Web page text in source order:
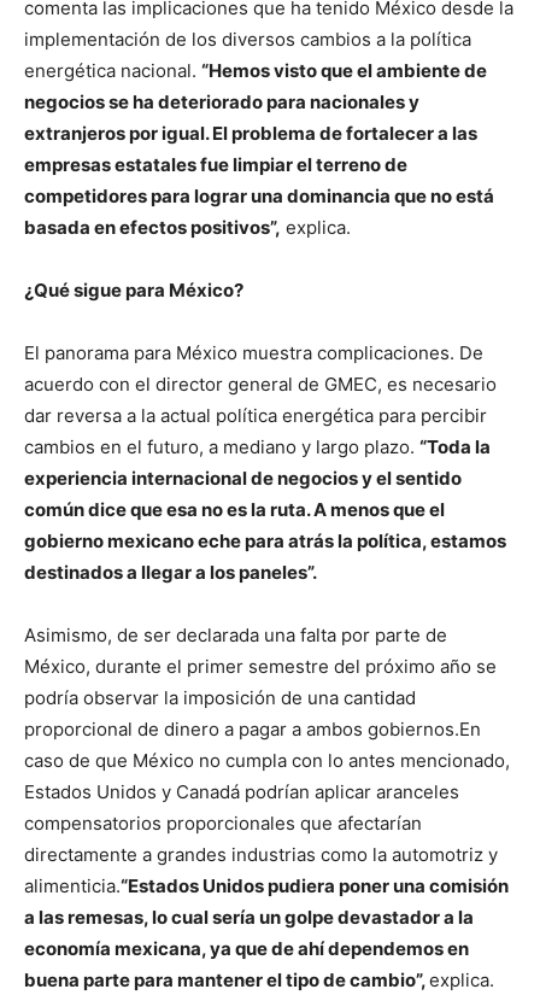
comenta las implicaciones que ha tenido México desde la
implementación de los diversos cambios a la política
energética nacional. “Hemos visto que el ambiente de
negocios se ha deteriorado para nacionales y
extranjeros por igual. El problema de fortalecer a las
empresas estatales fue limpiar el terreno de
competidores para lograr una dominancia que no está
basada en efectos positivos”, explica.
¿Qué sigue para México?
El panorama para México muestra complicaciones. De
acuerdo con el director general de GMEC, es necesario
dar reversa a la actual política energética para percibir
cambios en el futuro, a mediano y largo plazo. “Toda la
experiencia internacional de negocios y el sentido
común dice que esa no es la ruta. A menos que el
gobierno mexicano eche para atrás la política, estamos
destinados a llegar a los paneles”.
Asimismo, de ser declarada una falta por parte de
México, durante el primer semestre del próximo año se
podría observar la imposición de una cantidad
proporcional de dinero a pagar a ambos gobiernos.En
caso de que México no cumpla con lo antes mencionado,
Estados Unidos y Canadá podrían aplicar aranceles
compensatorios proporcionales que afectarían
directamente a grandes industrias como la automotriz y
alimenticia.“Estados Unidos pudiera poner una comisión
a las remesas, lo cual sería un golpe devastador a la
economía mexicana, ya que de ahí dependemos en
buena parte para mantener el tipo de cambio”,explica.